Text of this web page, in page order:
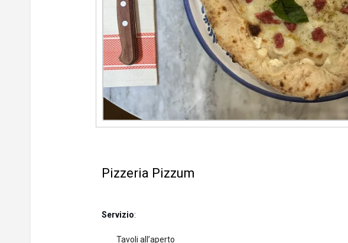
Pizzeria Pizzum
Servizio:
Tavoli all’aperto